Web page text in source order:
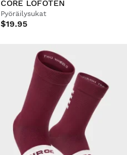
CORE LOFOTEN
Pyöräilysukat
$19.95